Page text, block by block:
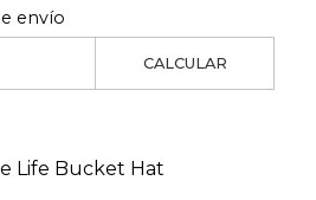
envío
CALCULAR
Life Bucket Hat